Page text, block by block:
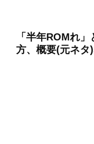
「半年ROMれ
方、概要(元ネタ